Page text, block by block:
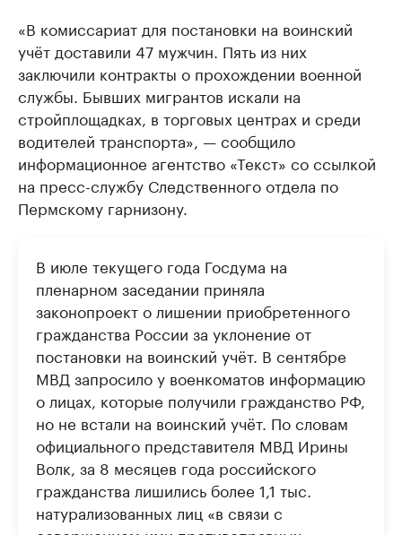
«В комиссариат для постановки на воинский
учёт доставили 47 мужчин. Пять из них
заключили контракты о прохождении военной
службы. Бывших мигрантов искали на
стройплощадках, в торговых центрах и среди
водителей транспорта», — сообщило
информационное агентство «Текст» со ссылкой
на пресс-службу Следственного отдела по
Пермскому гарнизону.
В июле текущего года Госдума на
пленарном заседании приняла
законопроект о лишении приобретенного
гражданства России за уклонение от
постановки на воинский учёт. В сентябре
МВД запросило у военкоматов информацию
о лицах, которые получили гражданство РФ,
но не встали на воинский учёт. По словам
официального представителя МВД Ирины
Волк, за 8 месяцев года российского
гражданства лишились более 1,1 тыс.
натурализованных лиц «в связи с